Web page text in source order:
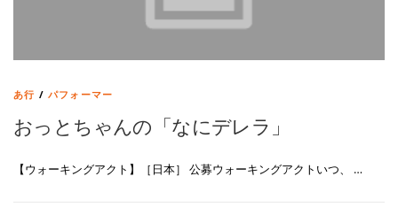
あ行 /パフォーマー
おっとちゃんの「なにデレラ」
【ウォーキングアクト】［日本］ 公募ウォーキングアクトいつ、 …